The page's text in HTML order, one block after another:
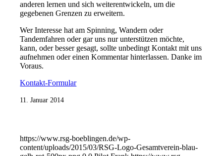
anderen lernen und sich weiterentwickeln, um die
gegebenen Grenzen zu erweitern.
Wer Interesse hat am Spinning, Wandern oder
Tandemfahren oder gar uns nur unterstützen möchte,
kann, oder besser gesagt, sollte unbedingt Kontakt mit uns
aufnehmen oder einen Kommentar hinterlassen. Danke im
Voraus.
Kontakt-Formular
11. Januar 2014
https://www.rsg-boeblingen.de/wp-
content/uploads/2015/03/RSG-Logo-Gesamtverein-blau-